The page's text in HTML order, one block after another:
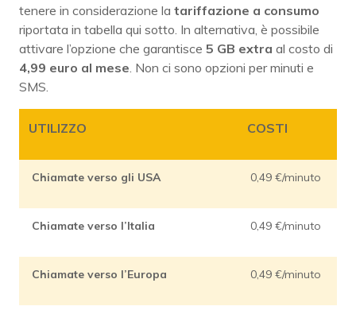
tenere in considerazione la tariffazione a consumo
riportata in tabella qui sotto. In alternativa, è possibile
attivare l’opzione che garantisce 5 GB extra al costo di
4,99 euro al mese . Non ci sono opzioni per minuti e
SMS.
UTILIZZO COSTI
Chiamate verso gli USA 0,49 €/minuto
Chiamate verso l’Italia 0,49 €/minuto
Chiamate verso l’Europa 0,49 €/minuto